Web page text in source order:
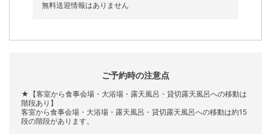
無料送迎情報はありません
ご予約時の注意点
★【客室から食事会場・大浴場・露天風呂・貸切露天風呂への移動は
階段あり】
客室から食事会場・大浴場・露天風呂・貸切露天風呂への移動は約15
段の階段があります。